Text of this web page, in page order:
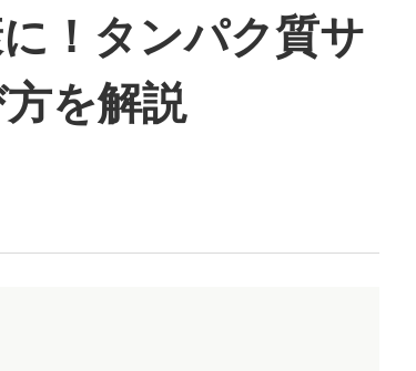
！タンパク質サ
を解説